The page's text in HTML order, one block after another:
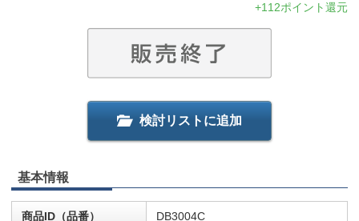
+112ポイント還元
検討リストに追加
基本情報
商品ID（品番） DB3004C